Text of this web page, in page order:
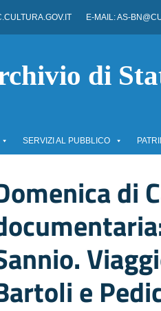
E-MAIL: AS-
di
SERVIZI AL PUBBLICO
di
e